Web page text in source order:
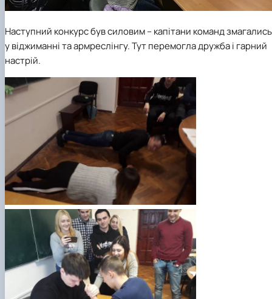
Наступний конкурс був силовим – капітани команд змагались
у віджиманні та армреслінгу. Тут перемогла дружба і гарний
настрій.